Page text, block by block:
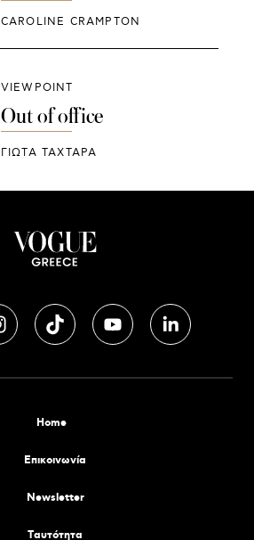
CAROLINE CRAMPTON
VIEWPOINT
Out of office
ΓΙΩΤΑ ΤΑΧΤΑΡΑ
Home
Επικοινωνία
Newsletter
Tαυτότητα